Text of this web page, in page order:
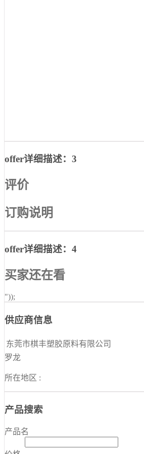
offer详细描述：3
评价
订购说明
offer详细描述：4
买家还在看
"));
供应商信息
东莞市棋丰塑胶原料有限公司
罗龙
所在地区 :
产品搜索
产品名